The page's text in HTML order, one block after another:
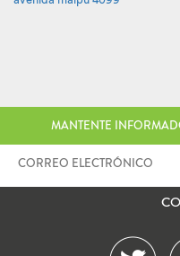
MANTENTE